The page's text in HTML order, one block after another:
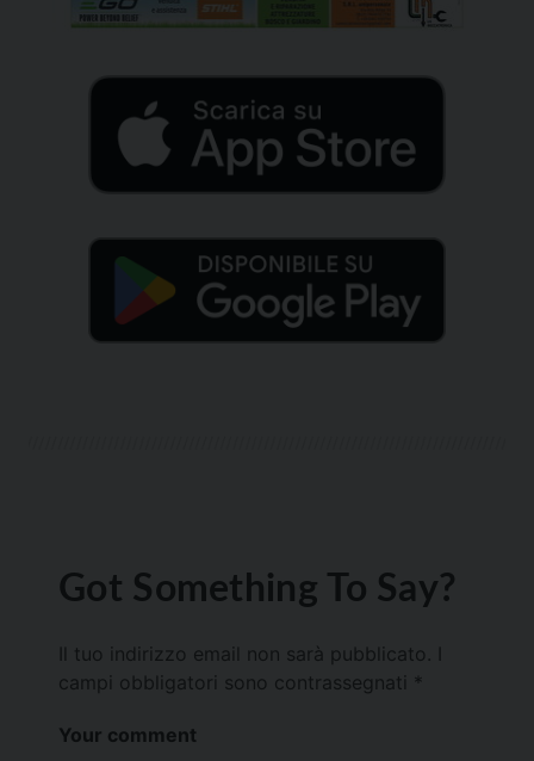
Got Something To Say?
Il tuo indirizzo email non sarà pubblicato.
campi obbligatori sono contrassegnati *
Your comment